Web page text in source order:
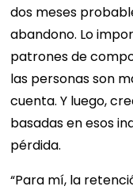
dos meses
abandono. Lo
patrones de
las personas son
cuenta. Y luego,
basadas en esos
pérdida.
“Para mí, la